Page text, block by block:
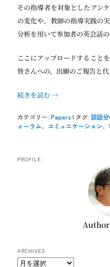
その指導者を対象としたアン
の変化や、教師の指導実践の
分析を用いて参加者の英会話の
ここにアップロードすること
皆さんへの、出願のご報告と代
続きを読む→
カテゴリー: Papers| タグ: 談話分
ォーラム、 コミュニケーション、
PROFILE
ARCHIVES
Archives